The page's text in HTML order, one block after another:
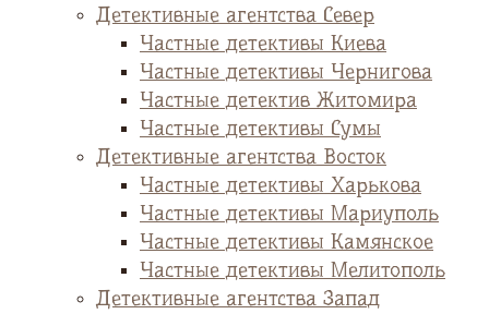
Детективные агентства Север
Частные детективы Киева
Частные детективы Чернигова
Частные детектив Житомира
Частные детективы Сумы
Детективные агентства Восток
Частные детективы Харькова
Частные детективы Мариуполь
Частные детективы Камянское
Частные детективы Мелитополь
Детективные агентства Запад